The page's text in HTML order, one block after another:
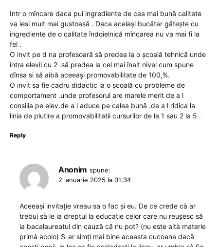
Intr o mîncare daca pui ingrediente de cea mai bună calitate
va iesi mult mai gustoasă . Daca același bucătar gătește cu
ingrediente de o calitate îndoielnică mîncarea nu va mai fi la
fel .
O invit pe d na profesoară să predea la o școală tehnică unde
intra elevii cu 2 .să predea la cel mai înalt nivel cum spune
dînsa si să aibă aceeași promovabilitate de 100,%.
O invit sa fie cadru didactic la o școală cu probleme de
comportament .unde profesorul are marele merit de a l
consilia pe elev.de a l aduce pe calea bună .de a l ridica la
linia de plutire a promovabilitatii cursurilor de la 1 sau 2 la 5 .
Reply
Anonim spune:
2 ianuarie 2025 la 01:34
Aceeași invitație vreau sa o fac și eu. De ce crede cà ar
trebui sà le ia dreptul la educație celor care nu reușesc să
ia bacalaureatul din cauză că nu pot? (nu este altà materie
primà acolo) S-ar simți mai bine aceasta cucoana dacă